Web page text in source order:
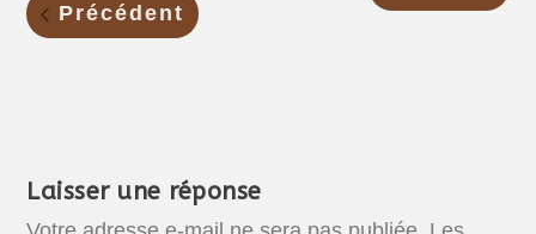
Précédent
Laisser une réponse